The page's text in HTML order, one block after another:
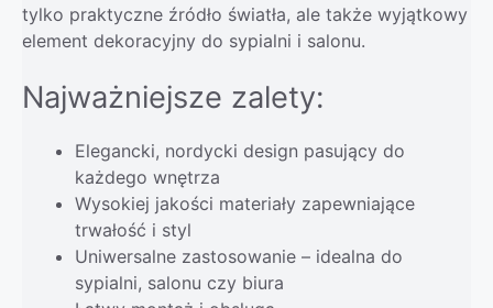
tylko praktyczne źródło światła, ale także wyjątkowy
element dekoracyjny do sypialni i salonu.
Najważniejsze zalety:
Elegancki, nordycki design pasujący do
każdego wnętrza
Wysokiej jakości materiały zapewniające
trwałość i styl
Uniwersalne zastosowanie – idealna do
sypialni, salonu czy biura